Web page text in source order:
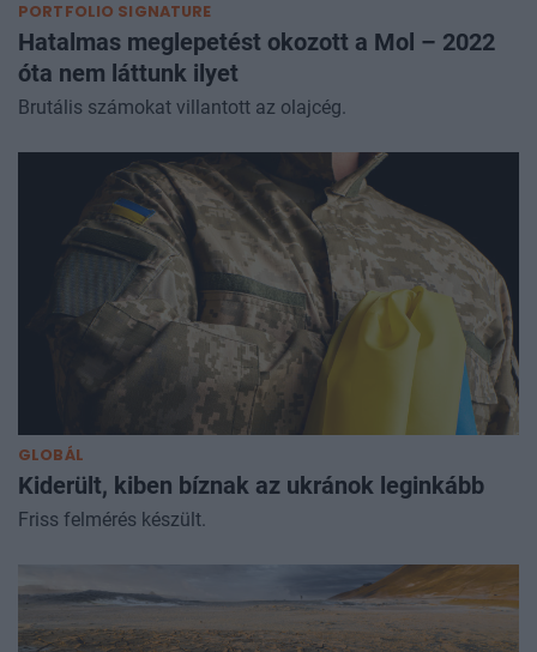
PORTFOLIO SIGNATURE
Hatalmas meglepetést okozott a Mol – 2022
óta nem láttunk ilyet
Brutális számokat villantott az olajcég.
GLOBÁL
Kiderült, kiben bíznak az ukránok leginkább
Friss felmérés készült.